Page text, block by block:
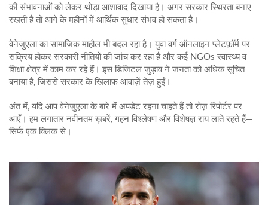
की संभावनाओं को लेकर थोड़ा आशावाद दिखाया है। अगर सरकार स्थिरता बनाए
रखती है तो आगे के महीनों में आर्थिक सुधार संभव हो सकता है।
वेनेजुएला का सामाजिक माहौल भी बदल रहा है। युवा वर्ग ऑनलाइन प्लेटफ़ॉर्म पर
सक्रिय होकर सरकारी नीतियों की जांच कर रहा है और कई NGOs स्वास्थ्य व
शिक्षा क्षेत्र में काम कर रहे हैं। इस डिजिटल जुड़ाव ने जनता को अधिक सूचित
बनाया है, जिससे सरकार के खिलाफ आवाज़ें तेज़ हुईं।
अंत में, यदि आप वेनेजुएला के बारे में अपडेट रहना चाहते हैं तो रोज़ रिपोर्टर पर
आएँ। हम लगातार नवीनतम ख़बरें, गहन विश्लेषण और विशेषज्ञ राय लाते रहते हैं—
सिर्फ एक क्लिक से।